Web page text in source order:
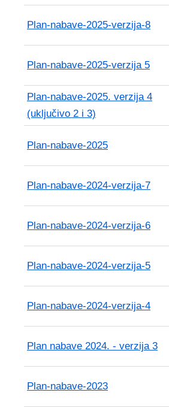
Plan-nabave-2025-verzija-8
Plan-nabave-2025-verzija 5
Plan-nabave-2025. verzija 4
(uključivo 2 i 3)
Plan-nabave-2025
Plan-nabave-2024-verzija-7
Plan-nabave-2024-verzija-6
Plan-nabave-2024-verzija-5
Plan-nabave-2024-verzija-4
Plan nabave 2024. - verzija 3
Plan-nabave-2023